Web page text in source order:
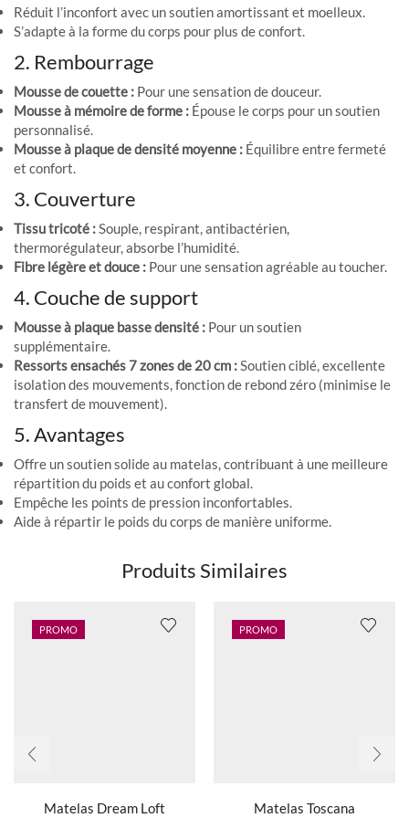
Réduit l’inconfort avec un soutien amortissant et moelleux.
S’adapte à la forme du corps pour plus de confort.
2. Rembourrage
Mousse de couette : Pour une sensation de douceur.
Mousse à mémoire de forme : Épouse le corps pour un soutien
personnalisé.
Mousse à plaque de densité moyenne : Équilibre entre fermeté
et confort.
3. Couverture
Tissu tricoté :Souple, respirant, antibactérien,
thermorégulateur, absorbe l’humidité.
Fibre légère et douce : Pour une sensation agréable au toucher.
4. Couche de support
Mousse à plaque basse densité : Pour un soutien
supplémentaire.
Ressorts ensachés 7 zones de 20 cm :Soutien ciblé, excellente
isolation des mouvements, fonction de rebond zéro (minimise le
transfert de mouvement).
5. Avantages
Offre un soutien solide au matelas, contribuant à une meilleure
répartition du poids et au confort global.
Empêche les points de pression inconfortables.
Aide à répartir le poids du corps de manière uniforme.
Produits Similaires
PROMO
Matelas Dream Loft
plusieurs
PROMO
Matelas Toscana
plusieurs